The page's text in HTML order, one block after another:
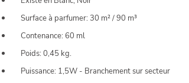
Surface à parfumer: 30 m² / 90 m³
Contenance: 60 ml
Poids: 0,45 kg.
Puissance: 1,5W - Branchement sur secteur